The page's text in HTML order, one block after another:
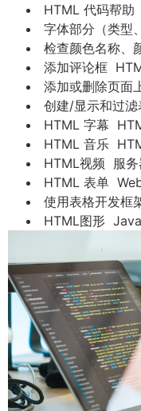
HTML 代码帮助
字体部分（类型
检查颜色名称、
添加评论框
添加或删除页面
创建/显示和过
HTML 字幕
HTML 音乐
HTML视频 服务
HTML 表单
使用表格开发
HTML图形